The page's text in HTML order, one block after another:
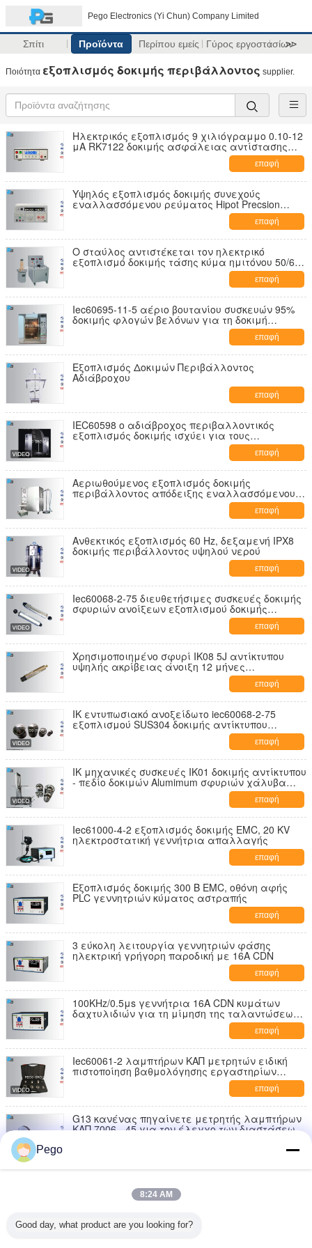
Pego Electronics (Yi Chun) Company Limited
Σπίτι Προϊόντα Περίπου εμείς Γύρος εργοστασίων
>>
Ποιότητα εξοπλισμός δοκιμής περιβάλλοντος supplier.
Ηλεκτρικός εξοπλισμός 9 χιλιόγραμμο 0.10-12
μΑ RK7122 δοκιμής ασφάλειας αντίστασης
επαφή
Υψηλός εξοπλισμός δοκιμής συνεχούς
εναλλασσόμενου ρεύματος Hipot Precsion
10KV/5KV για την οικιακή συσκευή επαφή
Ο σταύλος αντιστέκεται τον ηλεκτρικό
εξοπλισμό δοκιμής τάσης κύμα ημιτόνου 50/60
επαφή
Iec60695-11-5 αέριο βουτανίου συσκευών 95%
δοκιμής φλογών βελόνων για τη δοκιμή
επαφή
Εξοπλισμός Δοκιμών Περιβάλλοντος
Αδιάβροχου
επαφή
IEC60598 ο αδιάβροχος περιβαλλοντικός
εξοπλισμός δοκιμής ισχύει για τους
επαφή
Αεριωθούμενος εξοπλισμός δοκιμής
περιβάλλοντος απόδειξης εναλλασσόμενου
ρεύματος 220V με την περιστροφική πλάκα
επαφή
Ανθεκτικός εξοπλισμός 60 Hz, δεξαμενή IPX8
δοκιμής περιβάλλοντος υψηλού νερού
επαφή
Iec60068-2-75 διευθετήσιμες συσκευές δοκιμής
σφυριών ανοίξεων εξοπλισμού δοκιμής
επαφή
Χρησιμοποιημένο σφυρί IK08 5J αντίκτυπου
υψηλής ακρίβειας άνοιξη 12 μήνες
επαφή
IK εντυπωσιακό ανοξείδωτο iec60068-2-75
εξοπλισμού SUS304 δοκιμής αντίκτυπου
επαφή
IK μηχανικές συσκευές IK01 δοκιμής αντίκτυπου
- πεδίο δοκιμών Alumimum σφυριών χάλυβα
επαφή
Iec61000-4-2 εξοπλισμός δοκιμής EMC, 20 KV
ηλεκτροστατική γεννήτρια απαλλαγής
επαφή
Εξοπλισμός δοκιμής 300 Β EMC, οθόνη αφής
PLC γεννητριών κύματος αστραπής
επαφή
3 εύκολη λειτουργία γεννητριών φάσης
ηλεκτρική γρήγορη παροδική με 16A CDN
επαφή
100KHz/0.5μs γεννήτρια 16A CDN κυμάτων
δαχτυλιδιών για τη μίμηση της ταλαντώσεων
επαφή
Iec60061-2 λαμπτήρων ΚΑΠ μετρητών ειδική
πιστοποίηση βαθμολόγησης εργαστηρίων
επαφή
G13 κανένας πηγαίνετε μετρητής λαμπτήρων
ΚΑΠ 7006 - 45 για τον έλεγχο των διαστάσεων
πηγαίνει και να μην πάει ΔΟΧΕΊΑ μετρητών
εγκεκριμένα
Ο λαμπτήρας υψηλής πυκνότητας πηγαίνει
Pego
8:24 AM
Good day, what product are you looking for?